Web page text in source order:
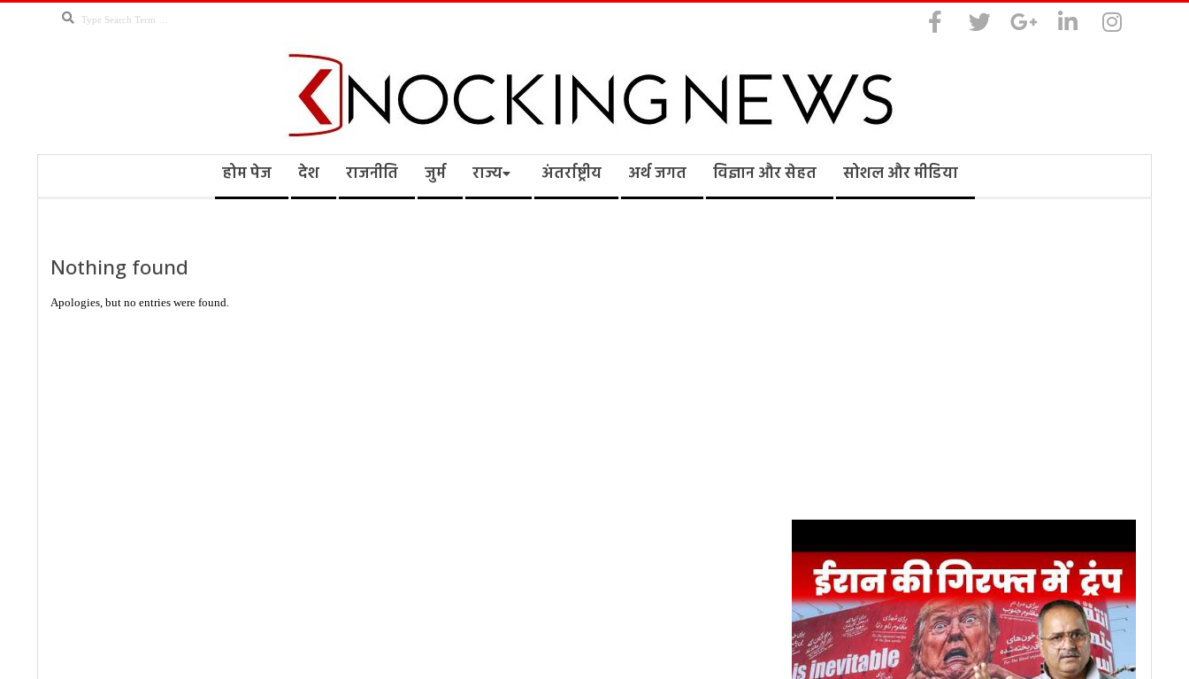
Search
Knocking
होम पेज देश राजनीति जुर्म राज्य अंतर्राष्ट्रीय अर्थ जगत विज्ञान और सेहत सोशल और मीडिया
Nothing found
Apologies, but no entries were found.